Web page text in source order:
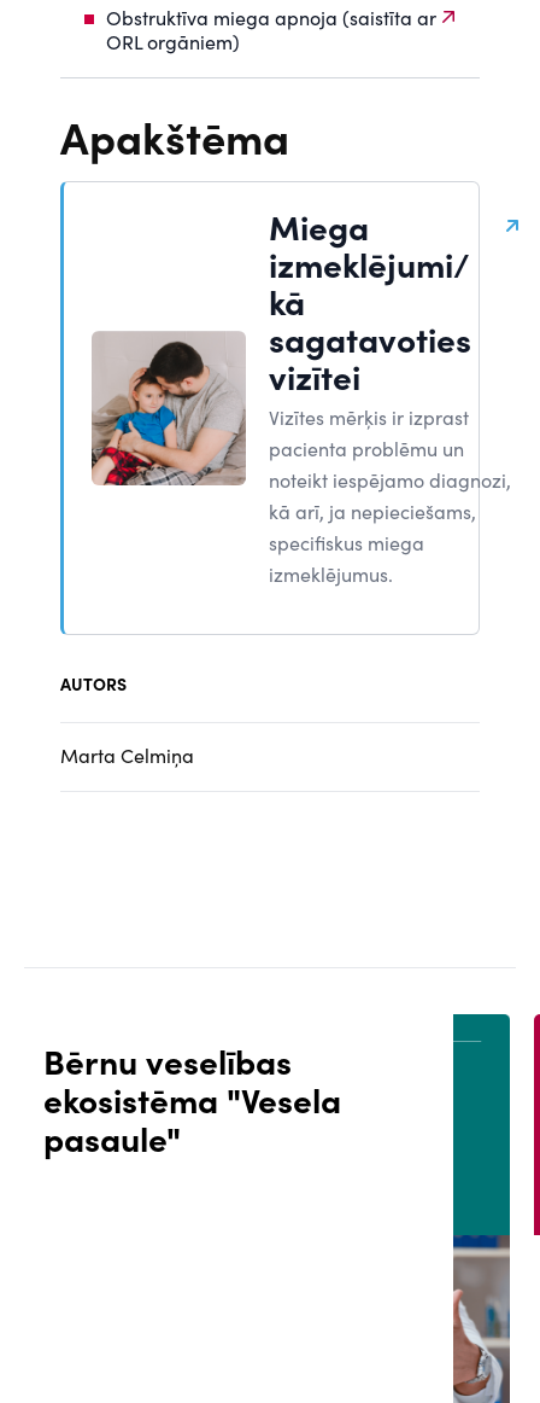
Obstruktīva miega apnoja (saistīta ar
ORL orgāniem)
Apakštēma
Miega
izmeklējumi/
kā
sagatavoties
vizītei
Vizītes mērķis ir izprast
pacienta problēmu un
noteikt iespējamo diagnozi,
kā arī, ja nepieciešams,
specifiskus miega
izmeklējumus.
AUTORS
Marta Celmiņa
Bērnu veselības
ekosistēma "Vesela
pasaule"
PACIENTA PORTĀLS